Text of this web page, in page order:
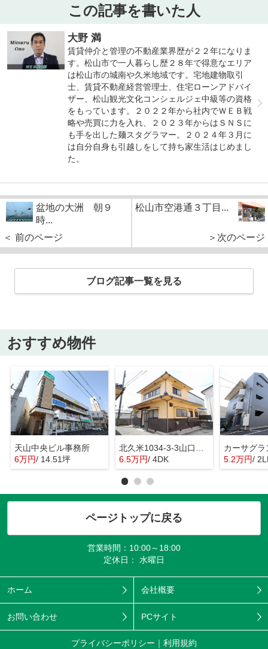
この記事を書いた人
大野 満
賃貸仲介と管理の不動産業界歴が２２年になりま
す。松山市で一人暮らし歴２８年で得意なエリア
は松山市の城南や久米地域です。宅地建物取引
士、賃貸不動産経営管理士、住宅ローンアドバイ
ザー、松山観光文化コンシェルジェ中級等の資格
をもっています。２０２２年から社内でＷＥＢ戦
略や売買に力を入れ、２０２３年からはＳＮＳに
も手を出した麺スタグラマー。２０２４年３月に
は自分自身も引越しをして持ち家生活はじめまし
た。
盆地の大洲 朝９
時...
＜ 前のページ
松山市空港通３丁目...
＞次のページ
ブログ記事一覧を見る
おすすめ物件
天山中央ビル事務所
6万円/ 14.51坪
6.5万円/ 4DK
カーサグラ
5.2万円/
ページトップに戻る
営業時間：10:00～18:00
定休日： 水曜日
ホーム 会社概要
お問い合わせ PCサイト
プライバシーポリシー 利用規約